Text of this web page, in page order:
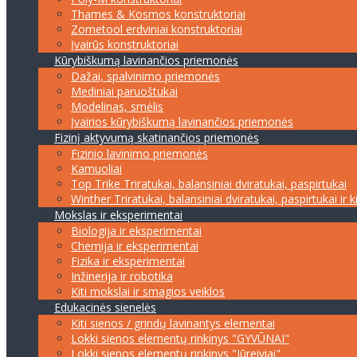
Thames & Kosmos konstruktoriai
Zometool erdviniai konstruktoriai
Įvairūs konstruktoriai
Kūrybiškumą lavinančios priemonės
Dažai, spalvinimo priemonės
Mediniai paruoštukai
Modelinas, smėlis
Įvairios kūrybiškumą lavinančios priemonės
Fizinį aktyvumą skatinančios priemonės
Fizinio lavinimo priemonės
Kamuoliai
Top Trike Triratukai, balansiniai dviratukai, paspirtukai
Winther Triratukai, balansiniai dviratukai, paspirtukai ir
Mokslas ir eksperimentai
Biologija ir eksperimentai
Chemija ir eksperimentai
Fizika ir eksperimentai
Inžinerija ir robotika
Kiti mokslai ir smagios veiklos
Edukacinės sienelės
Kiti sienos / grindų lavinantys elementai
Lokki sienos elementų rinkinys "GYVŪNAI"
Lokki sienos elementų rinkinys "Jūreiviai"